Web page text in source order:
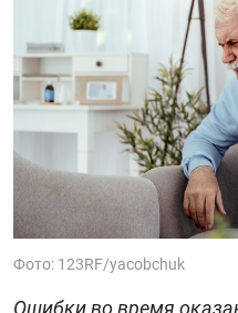
Фото: 123RF/yacobchuk
Ошибки во время